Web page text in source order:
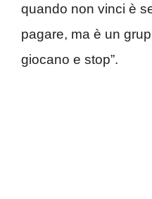
quando non vinci è
pagare, ma è un
giocano e stop”.